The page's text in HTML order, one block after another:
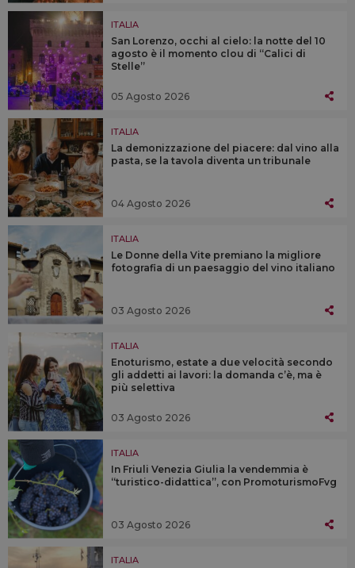
ITALIA
San Lorenzo, occhi al cielo: la notte del 10
agosto è il momento clou di “Calici di
Stelle”
05 Agosto 2026
ITALIA
La demonizzazione del piacere: dal vino alla
pasta, se la tavola diventa un tribunale
04 Agosto 2026
ITALIA
Le Donne della Vite premiano la migliore
fotografia di un paesaggio del vino italiano
03 Agosto 2026
ITALIA
Enoturismo, estate a due velocità secondo
gli addetti ai lavori: la domanda c’è, ma è
più selettiva
03 Agosto 2026
ITALIA
In Friuli Venezia Giulia la vendemmia è
“turistico-didattica”, con PromoturismoFvg
03 Agosto 2026
ITALIA